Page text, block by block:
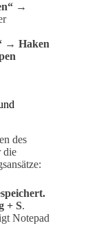
→
→ Haken
des
die
+ S.
Notepad